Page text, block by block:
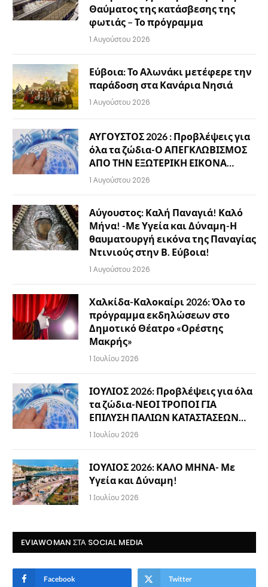
Θαύματος της κατάσβεσης της
φωτιάς – Το πρόγραμμα
1 Αυγούστου 2026
Εύβοια: Το Αλωνάκι μετέφερε την
παράδοση στα Κανάρια Νησιά
1 Αυγούστου 2026
ΑΥΓΟΥΣΤΟΣ 2026 : Προβλέψεις για
όλα τα ζώδια-Ο ΑΠΕΓΚΛΩΒΙΣΜΟΣ
ΑΠΟ ΤΗΝ ΕΞΩΤΕΡΙΚΗ ΕΙΚΟΝΑ…
1 Αυγούστου 2026
Αύγουστος: Καλή Παναγιά! Καλό
Μήνα! -Με Υγεία και Δύναμη-Η
θαυματουργή εικόνα της Παναγίας
Ντινιούς στην Β. Εύβοια!
1 Αυγούστου 2026
Χαλκίδα-Καλοκαίρι 2026: Όλο το
πρόγραμμα εκδηλώσεων στο
Δημοτικό Θέατρο «Ορέστης
Μακρής»
1 Ιουλίου 2026
ΙΟΥΛΙΟΣ 2026: Προβλέψεις για όλα
τα ζώδια-ΝΕΟΙ ΤΡΟΠΟΙ ΓΙΑ
ΕΠΙΛΥΣΗ ΠΑΛΙΩΝ ΚΑΤΑΣΤΑΣΕΩΝ…
1 Ιουλίου 2026
ΙΟΥΛΙΟΣ 2026: ΚΑΛΟ ΜΗΝΑ- Με
Υγεία και Δύναμη!
1 Ιουλίου 2026
EVIAWOMAN ΣΤΑ SOCIAL MEDIA
Facebook Twitter